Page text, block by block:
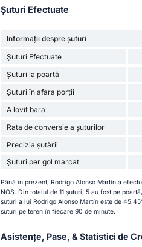
Șuturi Efectuate
Informații despre șuturi
Șuturi Efectuate
Șuturi la poartă
Șuturi în afara porții
A lovit bara
Rata de conversie a șuturilor
Precizia șutării
Șuturi per gol marcat
Până în prezent, Rodrigo Alonso Martín a
NOS. Din totalul de 11 șuturi, 5 au fost pe
șuturi a lui Rodrigo Alonso Martín este de
șuturi pe teren în fiecare 90 de minute.
Asistențe, Pase, & Statistici de